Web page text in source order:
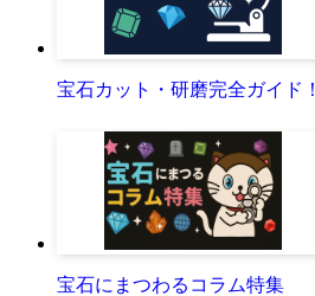
宝石カット・研磨完全ガイド！
宝石にまつわるコラム特集